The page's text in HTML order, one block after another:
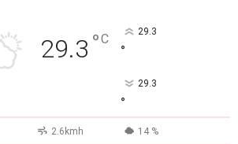
29.3 °C 29.3
°
29.3
°
2.6kmh 14 %